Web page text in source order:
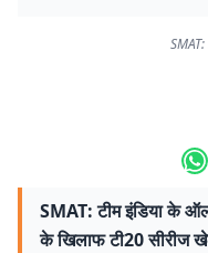
SMAT: टीम इंडिया के
के खिलाफ टी20 सीरीज